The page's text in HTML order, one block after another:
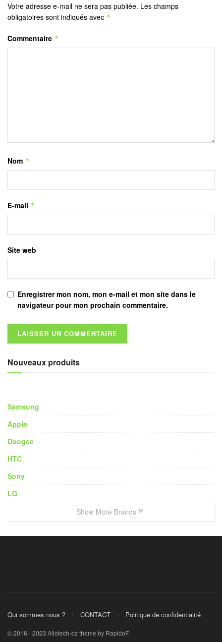
Votre adresse e-mail ne sera pas publiée. Les champs
obligatoires sont indiqués avec *
Commentaire *
Nom *
E-mail *
Site web
Enregistrer mon nom, mon e-mail et mon site dans le
navigateur pour mon prochain commentaire.
Nouveaux produits
Samsung
Apple
Doogee
HTC
Sony
LG
Show More Brands
Qui sommes nous ? CONTACT Politique de confidentialité
© 2016 - 2023 Allotech-dz theme by RapidoF.